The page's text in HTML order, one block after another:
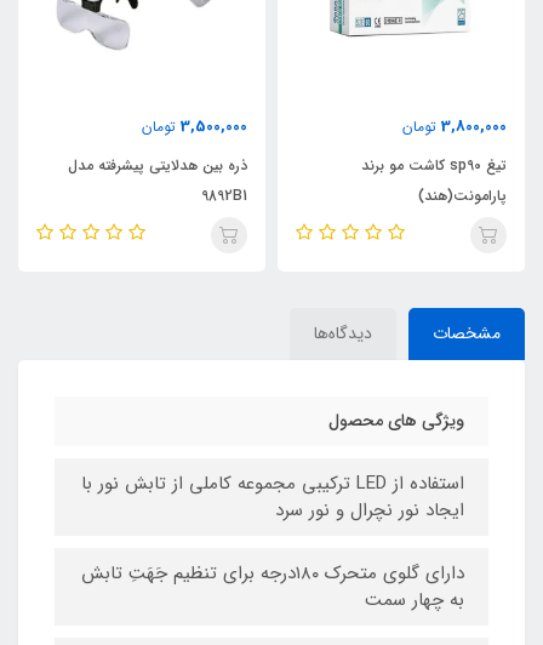
3,800,000 تومان
تیغ sp90 کاشت مو برند
پارامونت(هند)
3,500,000 تومان
ذره بین هدلایتی پیشرفته مدل
9892B1
مشخصات دیدگاه‌ها
ویژگی های محصول
استفاده از LED ترکیبی مجموعه کاملی از تابش نور با
ایجاد نور نچرال و نور سرد
دارای گلوی متحرک ۱۸۰درجه برای تنظیم جَهَتِ تابش
به چهار سمت